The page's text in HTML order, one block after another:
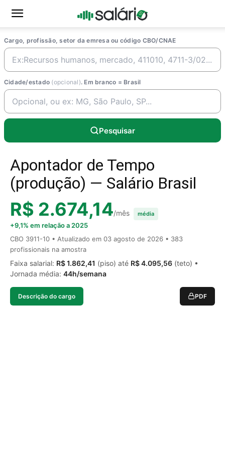
Cargo, profissão, setor da emresa ou código CBO/CNAE
Cidade/estado (opcional). Em branco = Brasil
Pesquisar
Apontador de Tempo
(produção) — Salário Brasil
R$ 2.674,14/mês média
+9,1% em relação a 2025
CBO 3911-10 • Atualizado em 03 agosto de 2026 • 383
profissionais na amostra
Faixa salarial: R$ 1.862,41 (piso) até R$ 4.095,56 (teto) •
Jornada média: 44h/semana
Descrição do cargo PDF